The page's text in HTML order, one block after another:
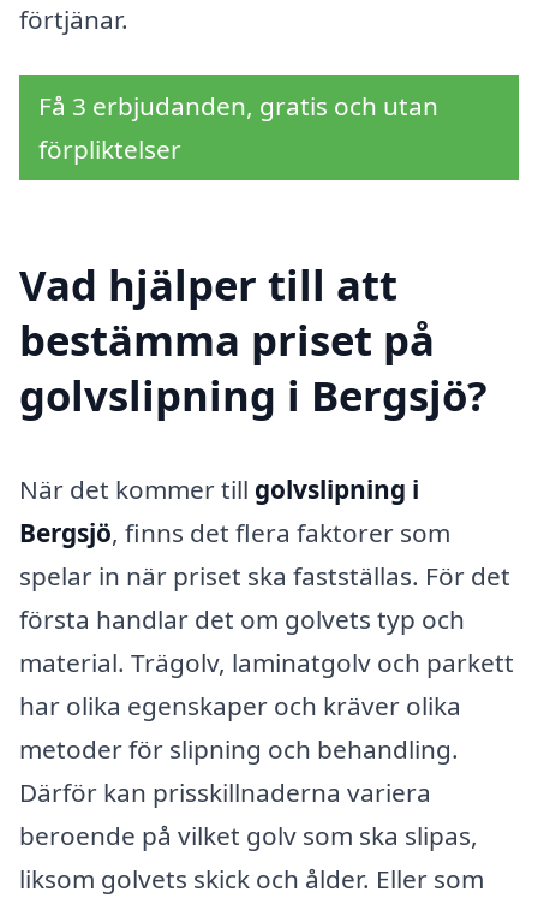
förtjänar.
Få 3 erbjudanden, gratis och utan
förpliktelser
Vad hjälper till att
bestämma priset på
golvslipning i Bergsjö?
När det kommer till golvslipning i
Bergsjö, finns det flera faktorer som
spelar in när priset ska fastställas. För det
första handlar det om golvets typ och
material. Trägolv, laminatgolv och parkett
har olika egenskaper och kräver olika
metoder för slipning och behandling.
Därför kan prisskillnaderna variera
beroende på vilket golv som ska slipas,
liksom golvets skick och ålder. Eller som